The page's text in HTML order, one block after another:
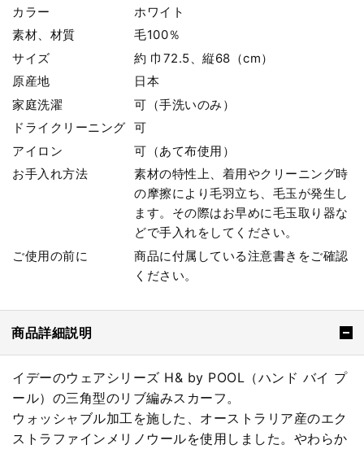
カラー
ホワイト
素材、材質
毛100％
サイズ
約 巾72.5、縦68（cm）
原産地
日本
家庭洗濯
可（手洗いのみ）
ドライクリーニング
可
アイロン
可（あて布使用）
お手入れ方法
素材の特性上、着用やクリーニング時
の摩擦により毛羽立ち、毛玉が発生し
ます。その際はお早めに毛玉取り器な
どで手入れをしてください。
ご使用の前に
商品に付属している注意書きをご確認
ください。
商品詳細説明
イデーのウェアシリーズ H& by POOL（ハンド バイ プ
ール）の三角型のリブ編みスカーフ。
ウォッシャブル加工を施した、オーストラリア産のエク
ストラファインメリノウールを使用しました。やわらか